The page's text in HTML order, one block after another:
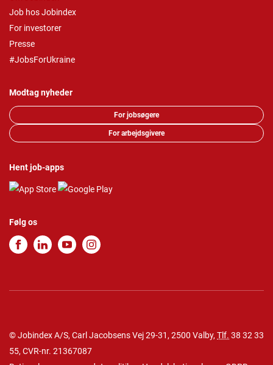
Job hos Jobindex
For investorer
Presse
#JobsForUkraine
Modtag nyheder
For jobsøgere
For arbejdsgivere
Hent job-apps
Følg os
© Jobindex A/S, Carl Jacobsens Vej 29-31, 2500 Valby, Tlf. 38 32 33
55, CVR-nr. 21367087